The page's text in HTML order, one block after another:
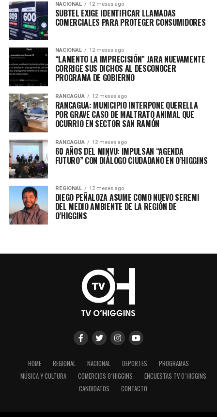
NACIONAL 12 meses ago
SUBTEL EXIGE IDENTIFICAR LLAMADAS
COMERCIALES PARA PROTEGER CONSUMIDORES
NACIONAL 12 meses ago
“LAMENTO LA IMPRECISIÓN” JARA NUEVAMENTE
CORRIGE SUS DICHOS AL DESCONOCER
PROGRAMA DE GOBIERNO
RANCAGUA 12 meses ago
RANCAGUA: MUNICIPIO INTERPONE QUERELLA
POR GRAVE CASO DE MALTRATO ANIMAL QUE
OCURRIO EN SECTOR SAN RAMÓN
RANCAGUA 12 meses ago
60 AÑOS DEL MINVU: IMPULSAN “AGENDA
FUTURO” CON DIÁLOGO CIUDADANO EN O’HIGGINS
REGIONAL 12 meses ago
DIEGO PEÑALOZA ASUME COMO NUEVO SEREMI
DEL MEDIO AMBIENTE DE LA REGIÓN DE
O’HIGGINS
HOME REGIONAL NACIONAL DEPORTES
PROGRAMAS
MÚSICA Y CULTURA
COMERCIOS O´HIGGINS
ENCUESTAS TV O´HIGGINS
CANDIDATOS
CONTACTO